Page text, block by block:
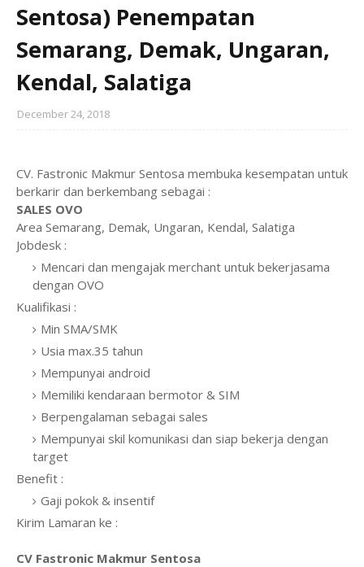
Sentosa) Penempatan
Semarang, Demak, Ungaran,
Kendal, Salatiga
December 24, 2018
CV. Fastronic Makmur Sentosa membuka kesempatan untuk
berkarir dan berkembang sebagai :
SALES OVO
Area Semarang, Demak, Ungaran, Kendal, Salatiga
Jobdesk :
Mencari dan mengajak merchant untuk bekerjasama
dengan OVO
Kualifikasi :
Min SMA/SMK
Usia max.35 tahun
Mempunyai android
Memiliki kendaraan bermotor & SIM
Berpengalaman sebagai sales
Mempunyai skil komunikasi dan siap bekerja dengan
target
Benefit :
Gaji pokok & insentif
Kirim Lamaran ke :
CV Fastronic Makmur Sentosa